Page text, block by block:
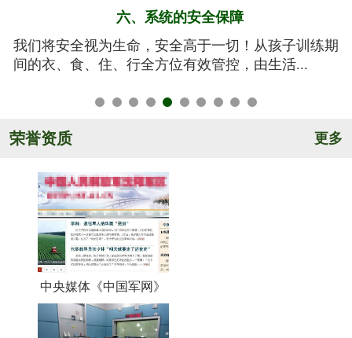
五、规范的军训基地
亮剑军事夏令营的训练基地训练设施设备齐全，军事
氛围浓厚，后勤保障完善，管理规范安全，纪...
荣誉资质 更多
中央媒体《中国军网》